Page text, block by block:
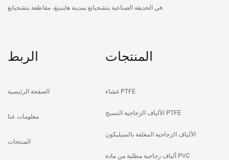
في الحديقة الصناعية بتشجيانغ بمدينة هاينينغ، مقاطعة بتشجيانغ.
الربط
الصفحة الرئيسية
معلومات عنا
المنتجات
المنتجات
غشاء PTFE
الألياف الزجاجية النسيج PTFE
الألياف الزجاجية المغلفة بالسيليكون
ألياف زجاجية مطلية من مادة PVC